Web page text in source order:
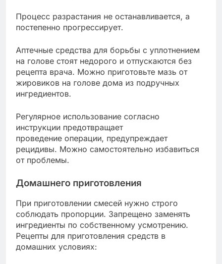
Процесс разрастания не останавливается, а
постепенно прогрессирует.
Аптечные средства для борьбы с уплотнением
на голове стоят недорого и отпускаются без
рецепта врача. Можно приготовьте мазь от
жировиков на голове дома из подручных
ингредиентов.
Регулярное использование согласно
инструкции предотвращает
проведение операции, предупреждает
рецидивы. Можно самостоятельно избавиться
от проблемы.
Домашнего приготовления
При приготовлении смесей нужно строго
соблюдать пропорции. Запрещено заменять
ингредиенты по собственному усмотрению.
Рецепты для приготовления средств в
домашних условиях: